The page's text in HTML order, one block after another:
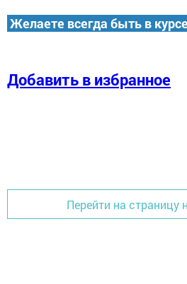
Желаете всегда быть в
Добавить в избранное
Перейти на страницу